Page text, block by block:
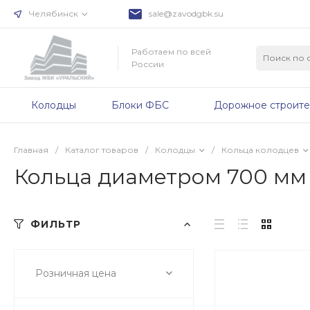
Челябинск sale@zavodgbk.su
Работаем по всей
России
Колодцы Блоки ФБС Дорожное
Главная / Каталог товаров / Колодцы / Кольца колодцев
Кольца диаметром 700 мм
ФИЛЬТР
Розничная цена